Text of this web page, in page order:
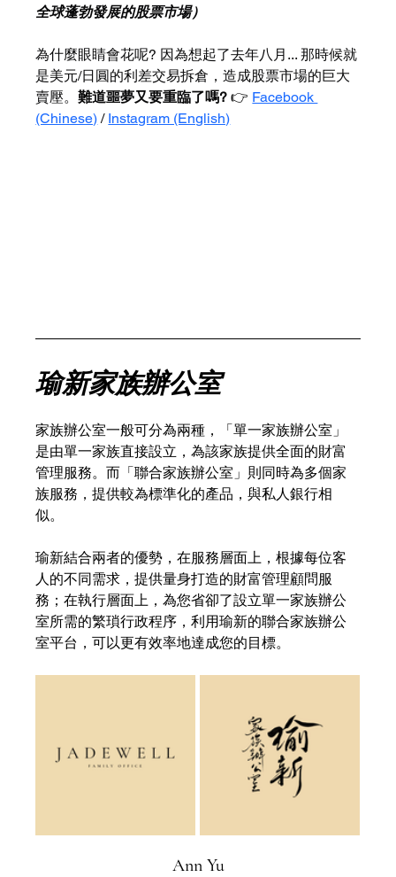
全球蓬勃發展的股票市場）
為什麼眼睛會花呢? 因為想起了去年八月... 那時候就
是美元/日圓的利差交易拆倉，造成股票市場的巨大
賣壓。難道噩夢又要重臨了嗎? 👉 Facebook
(Chinese) / Instagram (English)
瑜新家族辦公室
家族辦公室一般可分為兩種，「單一家族辦公室」
是由單一家族直接設立，為該家族提供全面的財富
管理服務。而「聯合家族辦公室」則同時為多個家
族服務，提供較為標準化的產品，與私人銀行相
似。
瑜新結合兩者的優勢，在服務層面上，根據每位客
人的不同需求，提供量身打造的財富管理顧問服
務；在執行層面上，為您省卻了設立單一家族辦公
室所需的繁瑣行政程序，利用瑜新的聯合家族辦公
室平台，可以更有效率地達成您的目標。
Ann Yu